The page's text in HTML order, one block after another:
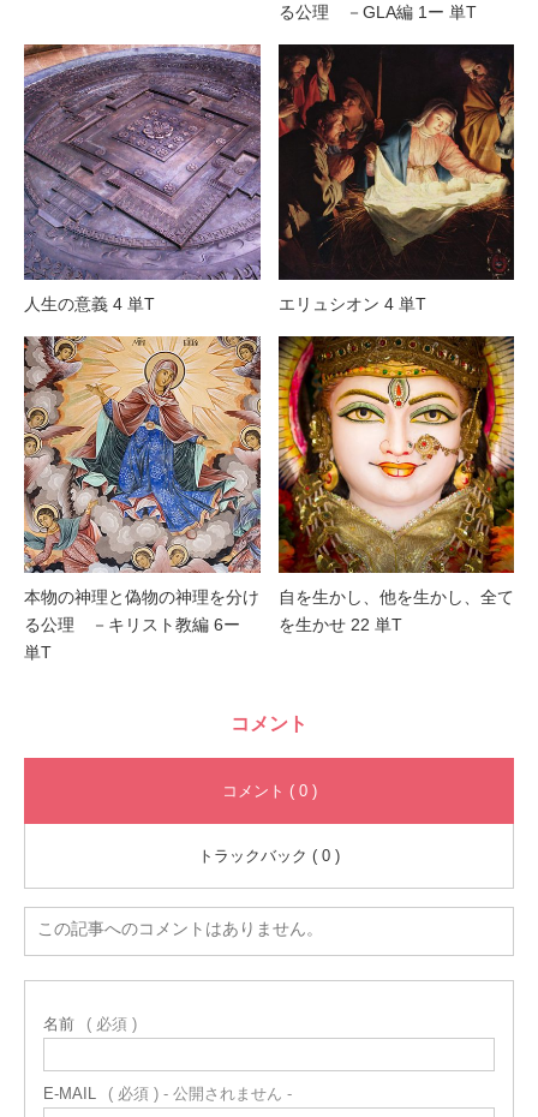
る公理 －GLA編 1ー 単T
人生の意義 4 単T エリュシオン 4 単T
本物の神理と偽物の神理を分け
る公理 －キリスト教編 6ー
単T
自を生かし、他を生かし、全て
を生かせ 22 単T
コメント
コメント ( 0 )
トラックバック ( 0 )
この記事へのコメントはありません。
名前 ( 必須 )
E-MAIL ( 必須 ) - 公開されません -